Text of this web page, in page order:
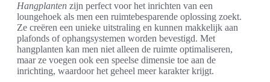
Hangplanten zijn perfect voor het inrichten van een
loungehoek als men een ruimtebesparende oplossing zoekt.
Ze creëren een unieke uitstraling en kunnen makkelijk aan
plafonds of ophangsystemen worden bevestigd. Met
hangplanten kan men niet alleen de ruimte optimaliseren,
maar ze voegen ook een speelse dimensie toe aan de
inrichting, waardoor het geheel meer karakter krijgt.